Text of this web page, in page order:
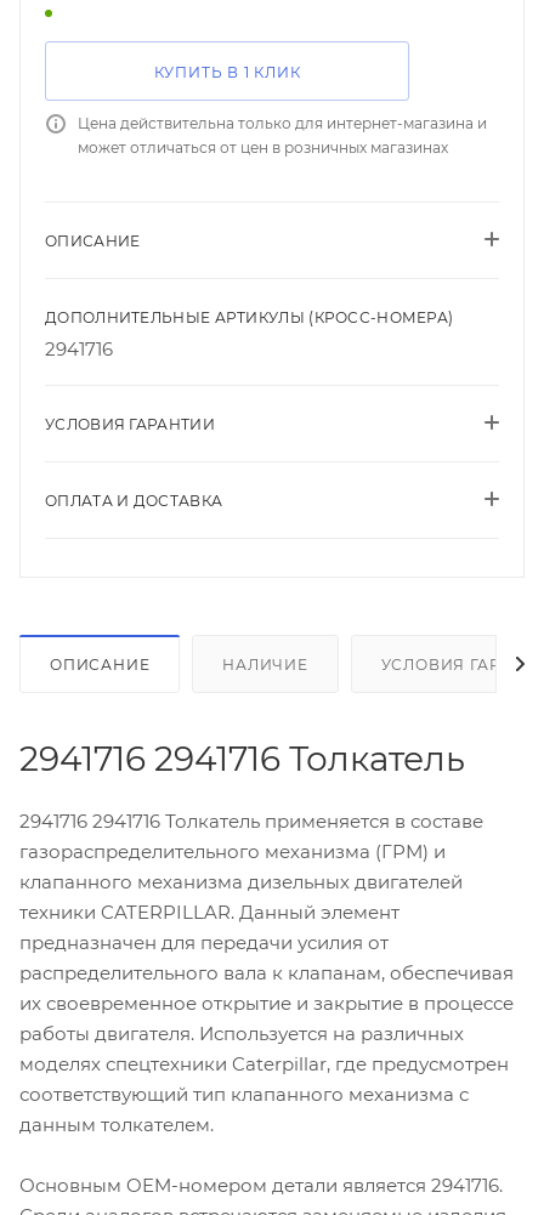
КУПИТЬ В 1 КЛИК
Цена действительна только для интернет-магазина и
может отличаться от цен в розничных магазинах
ОПИСАНИЕ
ДОПОЛНИТЕЛЬНЫЕ АРТИКУЛЫ (КРОСС-НОМЕРА)
2941716
УСЛОВИЯ ГАРАНТИИ
ОПЛАТА И ДОСТАВКА
ОПИСАНИЕ НАЛИЧИЕ УСЛОВИЯ
2941716 2941716 Толкатель
2941716 2941716 Толкатель применяется в составе
газораспределительного механизма (ГРМ) и
клапанного механизма дизельных двигателей
техники CATERPILLAR. Данный элемент
предназначен для передачи усилия от
распределительного вала к клапанам, обеспечивая
их своевременное открытие и закрытие в процессе
работы двигателя. Используется на различных
моделях спецтехники Caterpillar, где предусмотрен
соответствующий тип клапанного механизма с
данным толкателем.
Основным OEM-номером детали является 2941716.